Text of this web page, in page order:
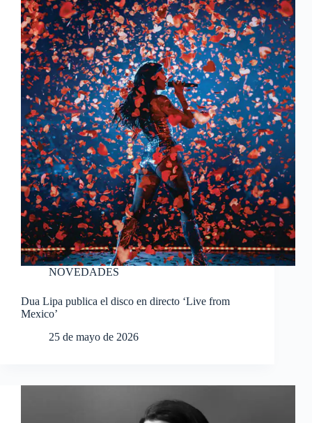
NOVEDADES
Dua Lipa publica el disco en directo ‘Live from
Mexico’
25 de mayo de 2026